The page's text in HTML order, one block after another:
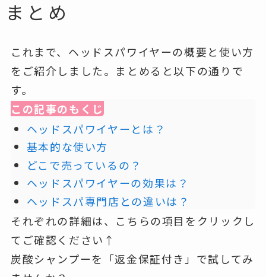
まとめ
これまで、ヘッドスパワイヤーの概要と使い方
をご紹介しました。まとめると以下の通りで
す。
この記事のもくじ
ヘッドスパワイヤーとは？
基本的な使い方
どこで売っているの？
ヘッドスパワイヤーの効果は？
ヘッドスパ専門店との違いは？
それぞれの詳細は、こちらの項目をクリックし
てご確認ください↑
炭酸シャンプーを「返金保証付き」で試してみ